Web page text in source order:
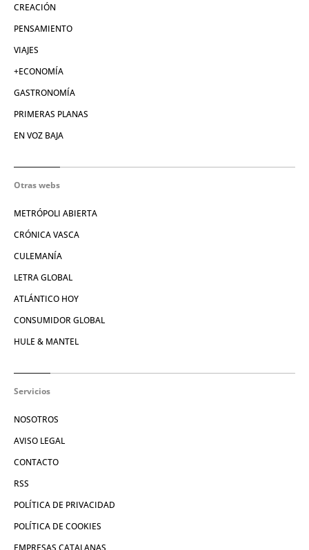
CREACIÓN
PENSAMIENTO
VIAJES
+ECONOMÍA
GASTRONOMÍA
PRIMERAS PLANAS
EN VOZ BAJA
Otras webs
METRÓPOLI ABIERTA
CRÓNICA VASCA
CULEMANÍA
LETRA GLOBAL
ATLÁNTICO HOY
CONSUMIDOR GLOBAL
HULE & MANTEL
Servicios
NOSOTROS
AVISO LEGAL
CONTACTO
RSS
POLÍTICA DE PRIVACIDAD
POLÍTICA DE COOKIES
EMPRESAS CATALANAS